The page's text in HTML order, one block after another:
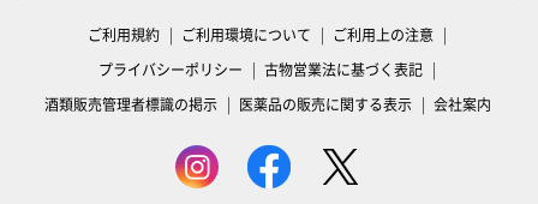
ご利用規約 ご利用環境について
ご利用上の注意
プライバシーポリシー
古物営業法に基づく表記
酒類販売管理者標識の掲示
医薬品の販売に関する表示 会社案内